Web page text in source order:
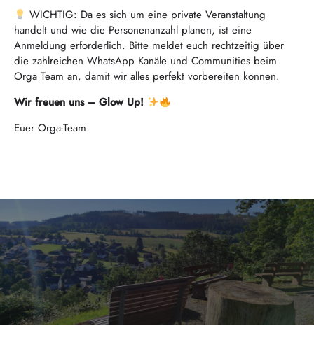
WICHTIG: Da es sich um eine private Veranstaltung
handelt und wie die Personenanzahl planen, ist eine
Anmeldung erforderlich. Bitte meldet euch rechtzeitig über
die zahlreichen WhatsApp Kanäle und Communities beim
Orga Team an, damit wir alles perfekt vorbereiten können.
Wir freuen uns – Glow Up!
Euer Orga-Team